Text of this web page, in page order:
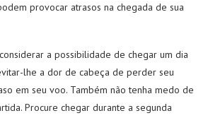
provocar atrasos na chegada de sua
a possibilidade de chegar um dia
lhe a dor de cabeça de perder seu
em seu voo. Também não tenha medo de
Procure chegar durante a segunda